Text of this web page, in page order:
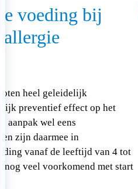
voeding bij
heel geleidelijk
preventief effect op het
aanpak wel eens
zijn daarmee in
vanaf de leeftijd van 4 tot
veel voorkomend met start